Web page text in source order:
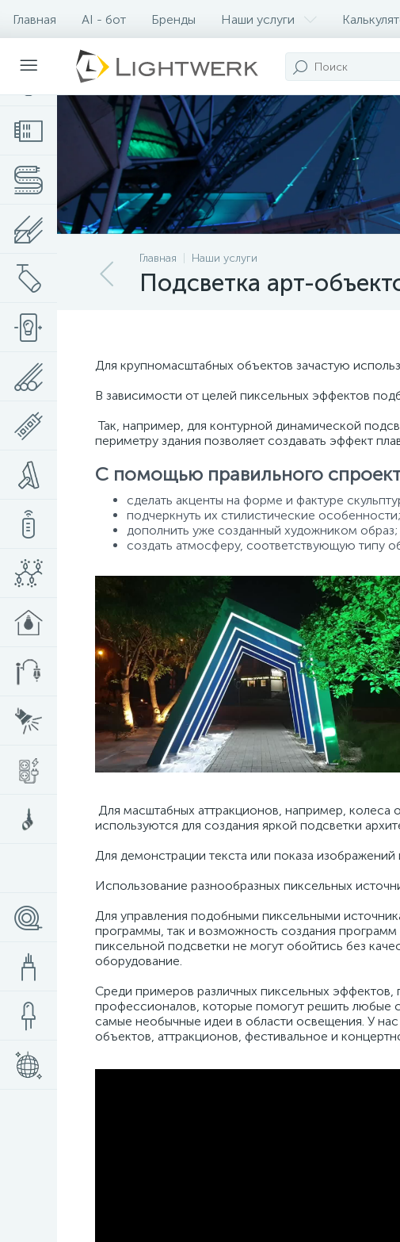
Главная AI - бот Бренды Наши услуги
Контакты
Главная Наши услуги
Подсветка арт-
Для крупномасштабных объектов зачастую
В зависимости от целей пиксельных эффектов
Так, например, для контурной динамической
периметру здания позволяет создавать эффект
С помощью правильного
сделать акценты на форме и фактуре
подчеркнуть их стилистические особенности;
дополнить уже созданный художником образ;
создать атмосферу, соответствующую типу
Для масштабных аттракционов, например,
используются для создания яркой подсветки
Для демонстрации текста или показа
Использование разнообразных пиксельных
Для управления подобными пиксельными
программы, так и возможность создания
пиксельной подсветки не могут обойтись без
оборудование.
Среди примеров различных пиксельных
профессионалов, которые помогут решить любые
самые необычные идеи в области освещения. У
объектов, аттракционов, фестивальное и